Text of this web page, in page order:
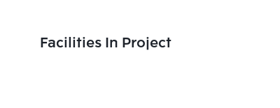
Facilities In Project